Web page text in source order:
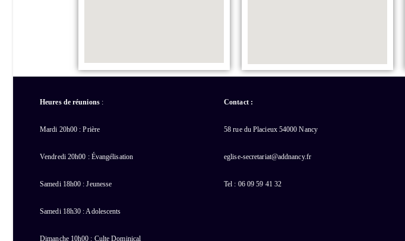
Heures de réunions:
Mardi 20h00 : Prière
Vendredi 20h00 : Évangélisation
Samedi 18h00 : Jeunesse
Samedi 18h30 : Adolescents
Dimanche 10h00 : Culte Dominical
Contact :
58 rue du Placieux 54000 Nancy
eglise-secretariat@addnancy.fr
Tel : 06 09 59 41 32